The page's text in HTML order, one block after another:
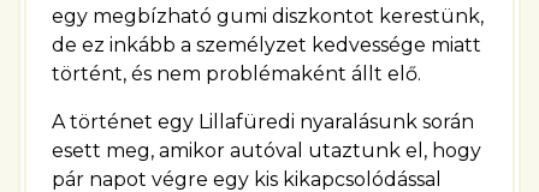
egy megbízható gumi diszkontot kerestünk,
de ez inkább a személyzet kedvessége miatt
történt, és nem problémaként állt elő.
A történet egy Lillafüredi nyaralásunk során
esett meg, amikor autóval utaztunk el, hogy
pár napot végre egy kis kikapcsolódással